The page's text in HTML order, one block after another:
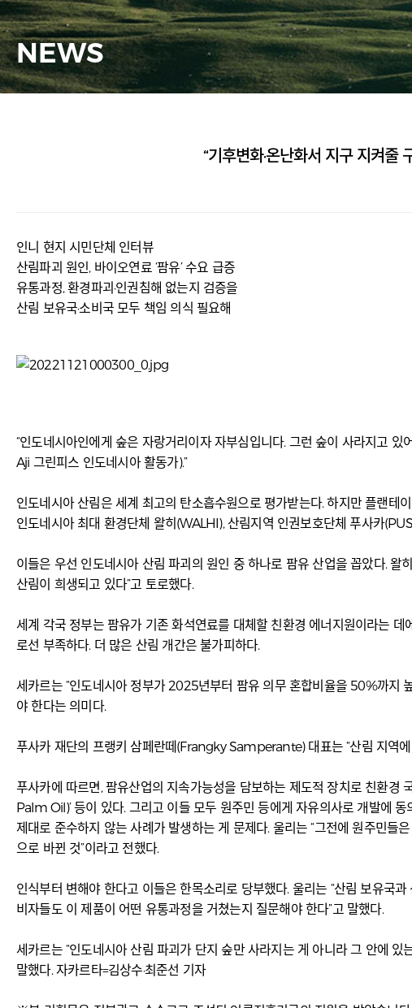
NEWS
“기후변화·온난화서 지구 지켜
인니 현지 시민단체 인터뷰
산림파괴 원인, 바이오연료 ‘팜유’ 수요 급증
유통과정, 환경파괴·인권침해 없는지 검증을
산림 보유국·소비국 모두 책임 의식 필요해
“인도네시아인에게 숲은 자랑거리이자 자부심입니다. 그런 숲이 사라지고
Aji 그린피스 인도네시아 활동가).”
인도네시아 산림은 세계 최고의 탄소흡수원으로 평가받는다. 하지만 플랜
인도네시아 최대 환경단체 왈히(WALHI), 산림지역 인권보호단체 푸사카
이들은 우선 인도네시아 산림 파괴의 원인 중 하나로 팜유 산업을 꼽았다.
산림이 희생되고 있다”고 토로했다.
세계 각국 정부는 팜유가 기존 화석연료를 대체할 친환경 에너지원이라는
로선 부족하다. 더 많은 산림 개간은 불가피하다.
세카르는 “인도네시아 정부가 2025년부터 팜유 의무 혼합비율을 50%까지
야 한다는 의미다.
푸사카 재단의 프랭키 삼페란떼(Frangky Samperante) 대표는 “산림 지역
푸사카에 따르면, 팜유산업의 지속가능성을 담보하는 제도적 장치로 친환
Palm Oil)’ 등이 있다. 그리고 이들 모두 원주민 등에게 자유의사로 개발에
제대로 준수하지 않는 사례가 발생하는 게 문제다. 울리는 “그전에 원주민
으로 바뀐 것”이라고 전했다.
인식부터 변해야 한다고 이들은 한목소리로 당부했다. 울리는 “산림 보유국
비자들도 이 제품이 어떤 유통과정을 거쳤는지 질문해야 한다”고 말했다.
세카르는 “인도네시아 산림 파괴가 단지 숲만 사라지는 게 아니라 그 안에
말했다. 자카르타=김상수·최준선 기자